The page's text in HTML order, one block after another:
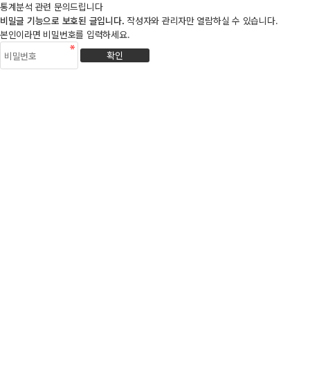
통계분석 관련 문의드립니다
비밀글 기능으로 보호된 글입니다. 작성자와 관리자만 열람하실 수 있습니다.
본인이라면 비밀번호를 입력하세요.